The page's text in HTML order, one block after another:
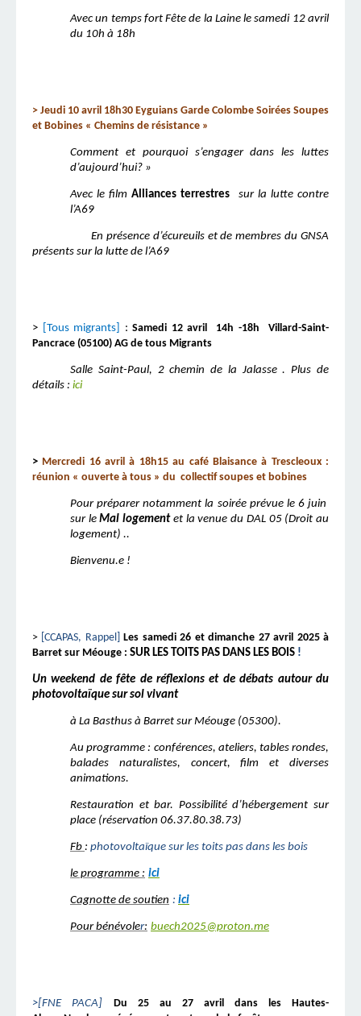
Avec un temps fort Fête de la Laine le samedi 12 avril
du 10h à 18h
> Jeudi 10 avril 18h30 Eyguians Garde Colombe Soirées Soupes
et Bobines « Chemins de résistance »
Comment et pourquoi s’engager dans les luttes
d’aujourd’hui? »
Avec le filmAlliances terrestres sur la lutte contre
l’A69
En présence d’écureuils et de membres du GNSA
présents sur la lutte de l’A69
> [Tous migrants] :Samedi 12 avril 14h -18h Villard-Saint-
Pancrace (05100) AG de tous Migrants
Salle Saint-Paul, 2 chemin de la Jalasse . Plus de
détails : ici
> Mercredi 16 avril à 18h15 au café Blaisance à Trescleoux :
réunion « ouverte à tous » du collectif soupes et bobines
Pour préparer notamment la soirée prévue le 6 juin
sur leMal logementet la venue du DAL 05 (Droit au
logement) ..
Bienvenu.e !
> [CCAPAS, Rappel]Les samedi 26 et dimanche 27 avril 2025 à
Barret sur Méouge : SUR LES TOITS PAS DANS LES BOIS !
Un weekend de fête de réflexions et de débats autour du
photovoltaïque sur sol vivant
à La Basthus à Barret sur Méouge (05300).
Au programme : conférences, ateliers, tables rondes,
balades naturalistes, concert, film et diverses
animations.
Restauration et bar. Possibilité d’hébergement sur
place (réservation 06.37.80.38.73)
Fb : photovoltaïque sur les toits pas dans les bois
le programme : ici
Cagnotte de soutien : ici
Pour bénévoler: buech2025@proton.me
>[FNE PACA]
Du 25 au 27 avril dans les Hautes-